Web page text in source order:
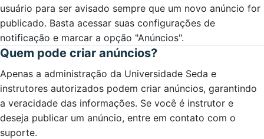
usuário para ser avisado sempre que um novo anúncio for
publicado. Basta acessar suas configurações de
notificação e marcar a opção "Anúncios".
Quem pode criar anúncios?
Apenas a administração da Universidade Seda e
instrutores autorizados podem criar anúncios, garantindo
a veracidade das informações. Se você é instrutor e
deseja publicar um anúncio, entre em contato com o
suporte.